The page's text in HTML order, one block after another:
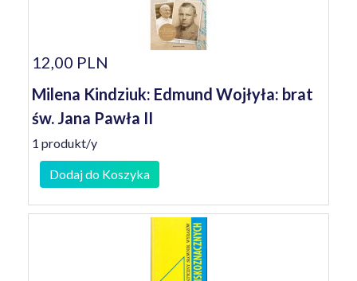
12,00 PLN
Milena Kindziuk: Edmund Wojłyła: brat
św. Jana Pawła II
1 produkt/y
Dodaj do Koszyka